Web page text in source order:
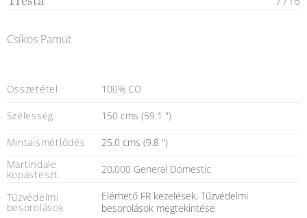
Csíkos Pamut
Összetétel 100% CO
Szélesség 150 cms (59.1 ")
Mintaismétlődés
25.0 cms (9.8 ")
Martindale
kopásteszt 20,000 General Domestic
Tűzvédelmi
besorolások
Elérhető FR kezelések, Tűzvédelmi
besorolások megtekintése